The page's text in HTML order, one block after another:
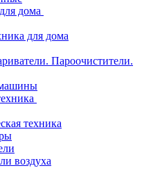
дома
для дома
Пароочистители.
техника
воздуха